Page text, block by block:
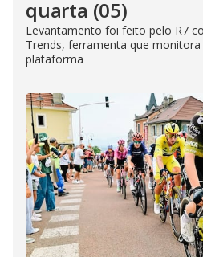
quarta (05)
Levantamento foi feito pelo R7
Trends, ferramenta que monitora
plataforma